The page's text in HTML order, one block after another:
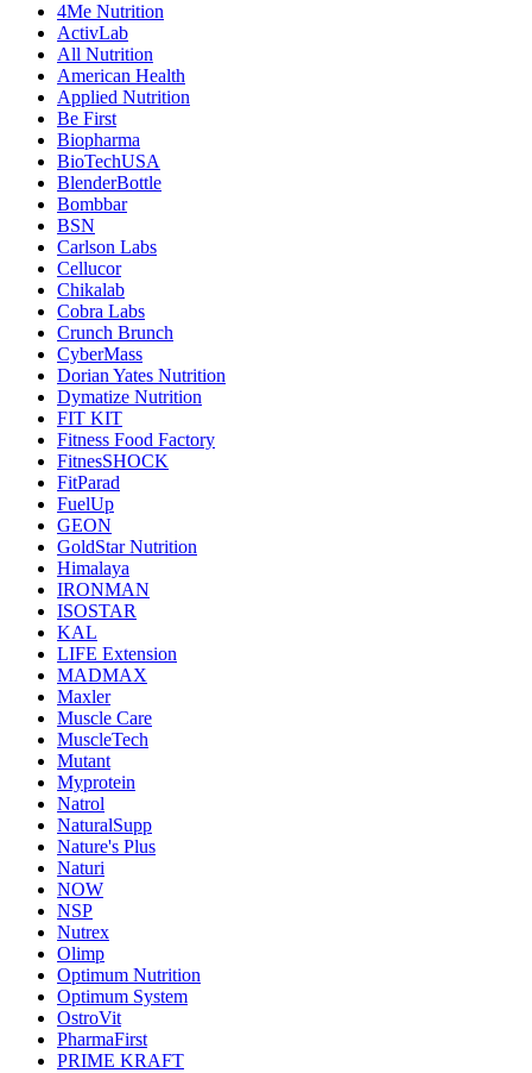
4Me Nutrition
ActivLab
All Nutrition
American Health
Applied Nutrition
Be First
Biopharma
BioTechUSA
BlenderBottle
Bombbar
BSN
Carlson Labs
Cellucor
Chikalab
Cobra Labs
Crunch Brunch
CyberMass
Dorian Yates Nutrition
Dymatize Nutrition
FIT KIT
Fitness Food Factory
FitnesSHOCK
FitParad
FuelUp
GEON
GoldStar Nutrition
Himalaya
IRONMAN
ISOSTAR
KAL
LIFE Extension
MADMAX
Maxler
Muscle Care
MuscleTech
Mutant
Myprotein
Natrol
NaturalSupp
Nature's Plus
Naturi
NOW
NSP
Nutrex
Olimp
Optimum Nutrition
Optimum System
OstroVit
PharmaFirst
PRIME KRAFT